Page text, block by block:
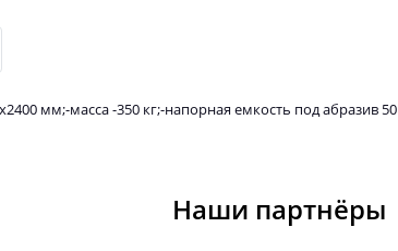
мм;-масса -350 кг;-напорная емкость под абразив 50
Наши партнёры